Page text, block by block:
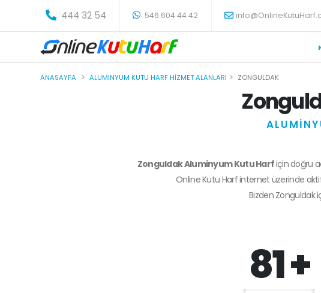
444 32 54 546 604 44 42
ANASAYFA ALUMINYUM KUTU HARF HIZMET ALANLARI ZONGULDAK
Zonguldak Aluminyum Kutu Harfiçin doğru
Online Kutu Harf internet üzerinde
Bizden Zonguldak
81 +